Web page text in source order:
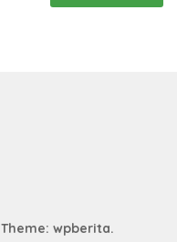
Theme: wpberita.